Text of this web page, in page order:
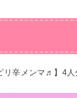
リ辛メンマ♬】4人